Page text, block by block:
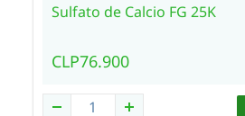
Sulfato de Calcio FG 25K
CLP76.900